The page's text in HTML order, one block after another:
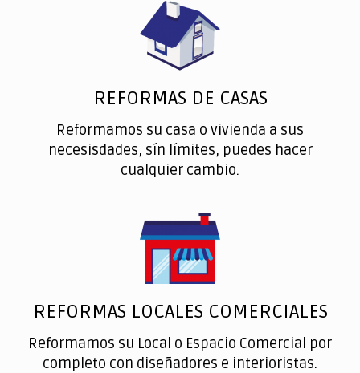
REFORMAS DE CASAS
Reformamos su casa o vivienda a sus
necesisdades, sín límites, puedes hacer
cualquier cambio.
REFORMAS LOCALES COMERCIALES
Reformamos su Local o Espacio Comercial por
completo con diseñadores e interioristas.